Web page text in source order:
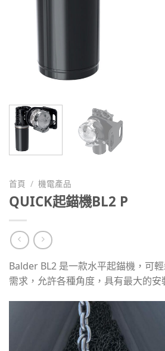
首頁 / 機電產品
QUICK起錨機BL2 P
Balder BL2 是一款水平起錨機，可
需求，允許各種角度，具有最大的安